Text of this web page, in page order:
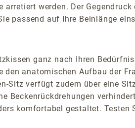
werden. Der
passend auf Ihre Beinlänge
ganz nach Ihren
anatomischen Aufbau der
Sitz verfügt zudem über eine
Beckenrückdrehungen
komfortabel gestaltet. Testen